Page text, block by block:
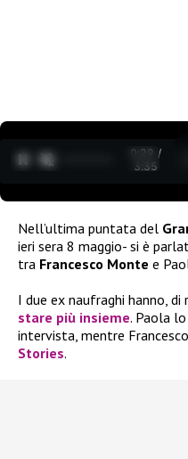
0:30 /
3:35
Nell’ultima puntata del
ieri sera 8 maggio- si è
tra Francesco Monte e
I due ex naufraghi hanno, di
stare più insieme. Paola
intervista, mentre
Stories.